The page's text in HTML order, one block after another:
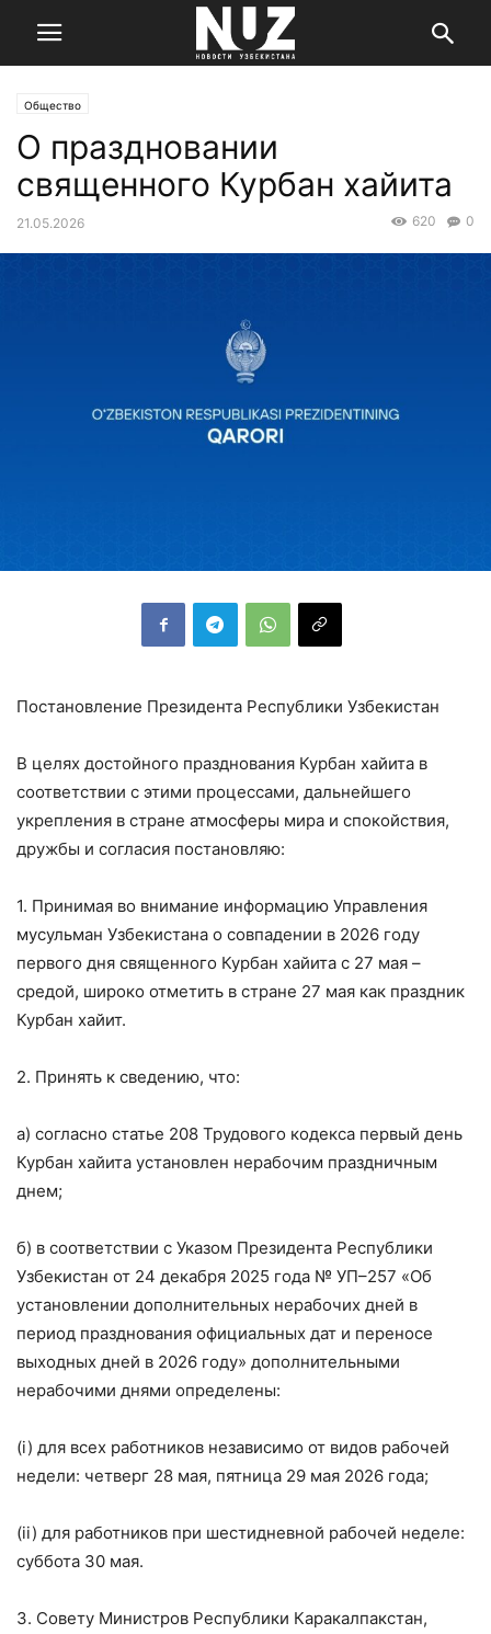
Общество
О праздновании
священного Курбан хайита
21.05.2026 0
620
Постановление Президента Республики Узбекистан
В целях достойного празднования Курбан хайита в
соответствии с этими процессами, дальнейшего
укрепления в стране атмосферы мира и спокойствия,
дружбы и согласия постановляю:
1. Принимая во внимание информацию Управления
мусульман Узбекистана о совпадении в 2026 году
первого дня священного Курбан хайита с 27 мая –
средой, широко отметить в стране 27 мая как праздник
Курбан хайит.
2. Принять к сведению, что:
a) согласно статье 208 Трудового кодекса первый день
Курбан хайита установлен нерабочим праздничным
днем;
б) в соответствии с Указом Президента Республики
Узбекистан от 24 декабря 2025 года № УП–257 «Об
установлении дополнительных нерабочих дней в
период празднования официальных дат и переносе
выходных дней в 2026 году» дополнительными
нерабочими днями определены:
(i) для всех работников независимо от видов рабочей
недели: четверг 28 мая, пятница 29 мая 2026 года;
(ii) для работников при шестидневной рабочей неделе:
суббота 30 мая.
3. Совету Министров Республики Каракалпакстан,